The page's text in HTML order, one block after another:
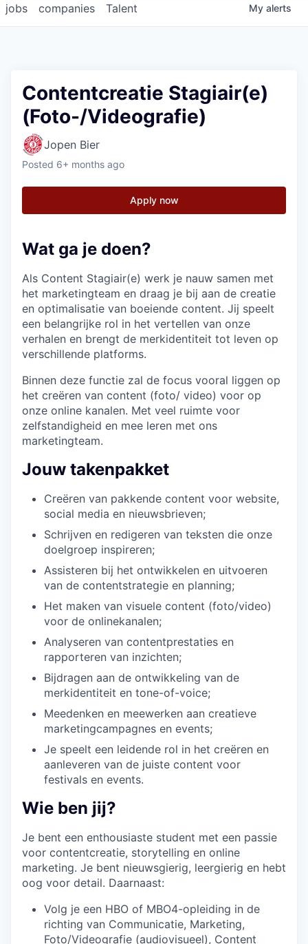
jobs companies Talent My alerts
Contentcreatie Stagiair(e)
(Foto-/Videografie)
Jopen Bier
Posted 6+ months ago
Apply now
Wat ga je doen?
Als Content Stagiair(e) werk je nauw samen met
het marketingteam en draag je bij aan de creatie
en optimalisatie van boeiende content. Jij speelt
een belangrijke rol in het vertellen van onze
verhalen en brengt de merkidentiteit tot leven op
verschillende platforms.
Binnen deze functie zal de focus vooral liggen op
het creëren van content (foto/ video) voor op
onze online kanalen. Met veel ruimte voor
zelfstandigheid en mee leren met ons
marketingteam.
Jouw takenpakket
Creëren van pakkende content voor website,
social media en nieuwsbrieven;
Schrijven en redigeren van teksten die onze
doelgroep inspireren;
Assisteren bij het ontwikkelen en uitvoeren
van de contentstrategie en planning;
Het maken van visuele content (foto/video)
voor de onlinekanalen;
Analyseren van contentprestaties en
rapporteren van inzichten;
Bijdragen aan de ontwikkeling van de
merkidentiteit en tone-of-voice;
Meedenken en meewerken aan creatieve
marketingcampagnes en events;
Je speelt een leidende rol in het creëren en
aanleveren van de juiste content voor
festivals en events.
Wie ben jij?
Je bent een enthousiaste student met een passie
voor contentcreatie, storytelling en online
marketing. Je bent nieuwsgierig, leergierig en hebt
oog voor detail. Daarnaast:
Volg je een HBO of MBO4-opleiding in de
richting van Communicatie, Marketing,
Foto/Videografie (audiovisueel), Content